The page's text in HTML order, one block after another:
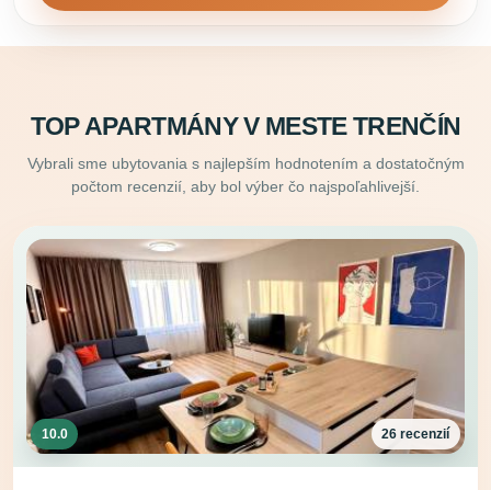
TOP APARTMÁNY V MESTE TRENČÍN
Vybrali sme ubytovania s najlepším hodnotením a dostatočným
počtom recenzií, aby bol výber čo najspoľahlivejší.
10.0 26 recenzií